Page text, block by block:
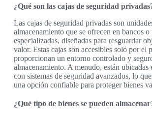
¿Qué son las cajas de seguridad
Las cajas de seguridad privadas son
almacenamiento que se ofrecen en bancos
especializadas, diseñadas para resguardar
valor. Estas cajas son accesibles solo por el
proporcionan un entorno controlado y
almacenamiento. A menudo, están ubicadas
con sistemas de seguridad avanzados, lo
una opción confiable para proteger bienes
¿Qué tipo de bienes se pueden